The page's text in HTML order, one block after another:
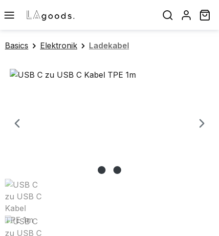
Zum Hauptinhalt springen
Basics Elektronik Ladekabel
Bildergalerie überspringen